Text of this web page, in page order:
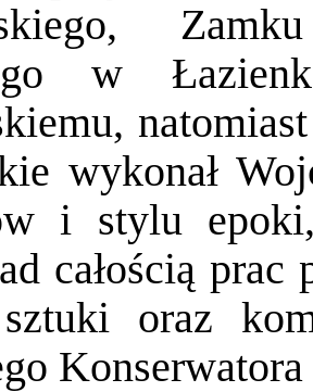
w
wykonał
i stylu
całością
oraz